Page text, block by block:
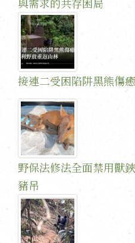
與需求的共存困局
接連二受困陷阱黑熊傷
野保法修法全面禁用獸
豬吊